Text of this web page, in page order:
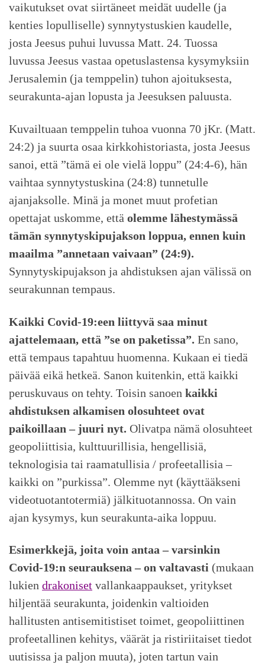
vaikutukset ovat siirtäneet meidät uudelle (ja
kenties lopulliselle) synnytystuskien kaudelle,
josta Jeesus puhui luvussa Matt. 24. Tuossa
luvussa Jeesus vastaa opetuslastensa kysymyksiin
Jerusalemin (ja temppelin) tuhon ajoituksesta,
seurakunta-ajan lopusta ja Jeesuksen paluusta.
Kuvailtuaan temppelin tuhoa vuonna 70 jKr. (Matt.
24:2) ja suurta osaa kirkkohistoriasta, josta Jeesus
sanoi, että ”tämä ei ole vielä loppu” (24:4-6), hän
vaihtaa synnytystuskina (24:8) tunnetulle
ajanjaksolle. Minä ja monet muut profetian
opettajat uskomme, että olemme lähestymässä
tämän synnytyskipujakson loppua, ennen kuin
maailma ”annetaan vaivaan” (24:9).
Synnytyskipujakson ja ahdistuksen ajan välissä on
seurakunnan tempaus.
Kaikki Covid-19:een liittyvä saa minut
ajattelemaan, että ”se on paketissa”. En sano,
että tempaus tapahtuu huomenna. Kukaan ei tiedä
päivää eikä hetkeä. Sanon kuitenkin, että kaikki
peruskuvaus on tehty. Toisin sanoen kaikki
ahdistuksen alkamisen olosuhteet ovat
paikoillaan – juuri nyt. Olivatpa nämä olosuhteet
geopoliittisia, kulttuurillisia, hengellisiä,
teknologisia tai raamatullisia / profeetallisia –
kaikki on ”purkissa”. Olemme nyt (käyttääkseni
videotuotantotermiä) jälkituotannossa. On vain
ajan kysymys, kun seurakunta-aika loppuu.
Esimerkkejä, joita voin antaa – varsinkin
Covid-19:n seurauksena – on valtavasti (mukaan
lukien drakoniset vallankaappaukset, yritykset
hiljentää seurakunta, joidenkin valtioiden
hallitusten antisemitistiset toimet, geopoliittinen
profeetallinen kehitys, väärät ja ristiriitaiset tiedot
uutisissa ja paljon muuta), joten tartun vain